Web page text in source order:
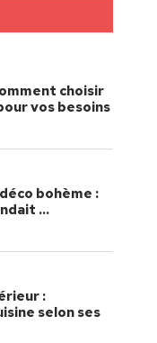
choisir
vos besoins
bohème :
…
:
selon ses